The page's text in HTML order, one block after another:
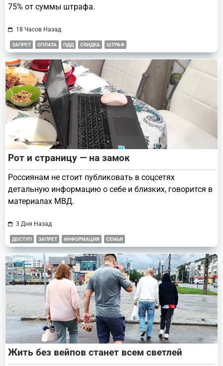
75% от суммы штрафа.
18 Часов Назад
ЗАПРЕТ ОПЛАТА ПДД СКИДКА ШТРАФ
Рот и страницу — на замок
Россиянам не стоит публиковать в соцсетях
детальную информацию о себе и близких, говорится в
материалах МВД.
3 Дня Назад
ДОСТУП ЗАПРЕТ ИНФОРМАЦИЯ СЕМЬЯ
Жить без вейпов станет всем светлей